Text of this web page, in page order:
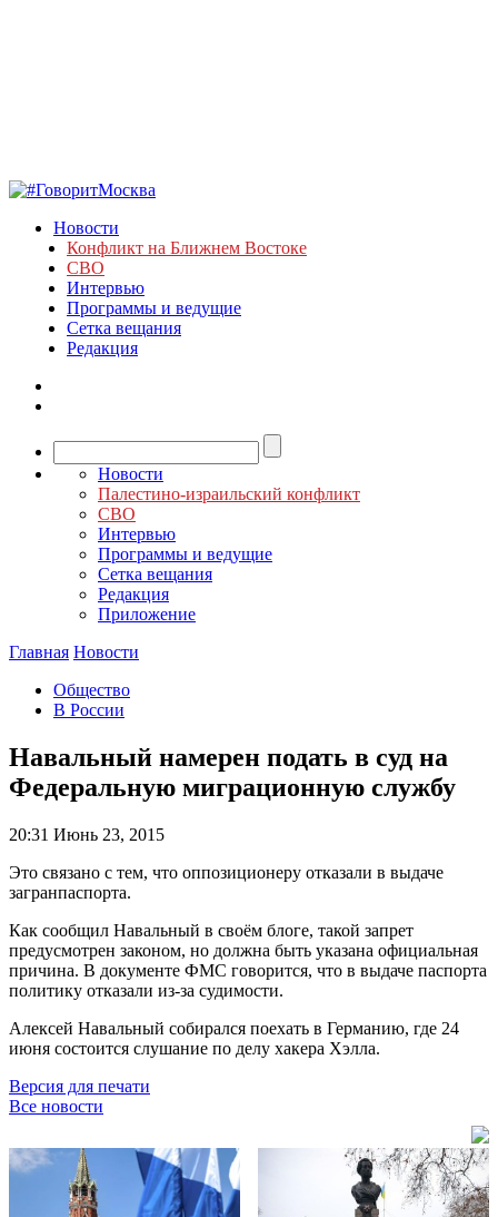
Новости
Конфликт на Ближнем Востоке
СВО
Интервью
Программы и ведущие
Сетка вещания
Редакция
Новости
Палестино-израильский конфликт
СВО
Интервью
Программы и ведущие
Сетка вещания
Редакция
Приложение
Главная Новости
Общество
В России
Навальный намерен подать в суд на
Федеральную миграционную службу
20:31 Июнь 23, 2015
Это связано с тем, что оппозиционеру отказали в выдаче
загранпаспорта.
Как сообщил Навальный в своём блоге, такой запрет
предусмотрен законом, но должна быть указана официальная
причина. В документе ФМС говорится, что в выдаче паспорта
политику отказали из-за судимости.
Алексей Навальный собирался поехать в Германию, где 24
июня состоится слушание по делу хакера Хэлла.
Версия для печати
Все новости